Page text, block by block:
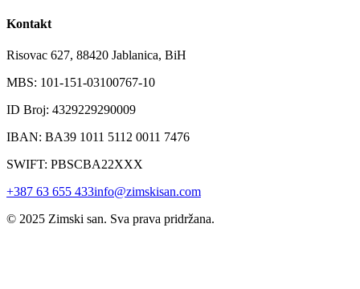
Kontakt
Risovac 627, 88420 Jablanica, BiH
MBS: 101-151-03100767-10
ID Broj: 4329229290009
IBAN: BA39 1011 5112 0011 7476
SWIFT: PBSCBA22XXX
+387 63 655 433info@zimskisan.com
© 2025 Zimski san. Sva prava pridržana.